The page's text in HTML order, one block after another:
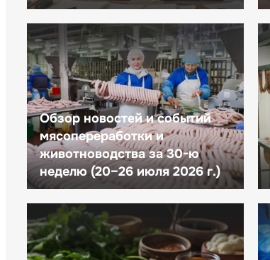
Обзор новостей и событий
мясопереработки и
животноводства за 30-ю
неделю (20–26 июля 2026 г.)